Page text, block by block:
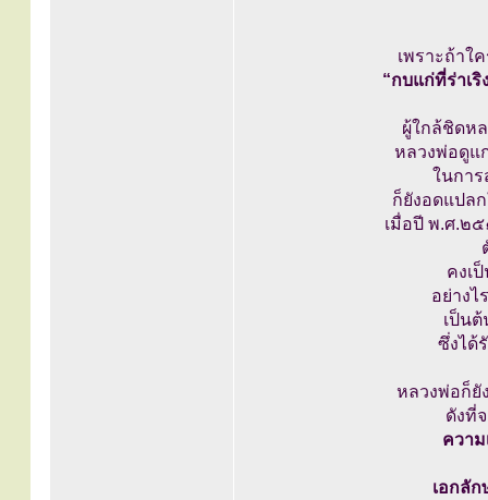
เพราะถ้าใ
“กบแก่ที่ร่าเ
ผู้ใกล้ชิดห
หลวงพ่อดูแ
ในกา
ก็ยังอดแปล
เมื่อปี พ.ศ.๒
คงเ
อย่าง
เป็น
ซึ่งได้
หลวงพ่อก็ยั
ดังที่
ควา
เอกลั